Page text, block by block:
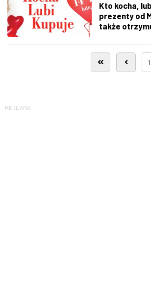
Kto kocha,
prezenty od
także
REKLAMA